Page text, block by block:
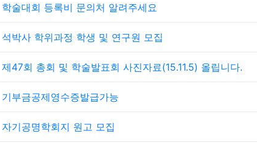
학술대회 등록비 문의처 알려주세요
석박사 학위과정 학생 및 연구원 모집
제47회 총회 및 학술발표회 사진자료(15.11.5) 올립니다.
기부금공제영수증발급가능
자기공명학회지 원고 모집